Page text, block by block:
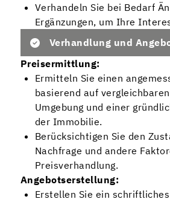
Verhandeln Sie bei Bedarf
Ergänzungen, um Ihre
Verhandlung und
Preisermittlung:
Ermitteln Sie einen
basierend auf
Umgebung und einer
der Immobilie.
Berücksichtigen Sie den
Nachfrage und andere
Preisverhandlung.
Angebotserstellung:
Erstellen Sie ein